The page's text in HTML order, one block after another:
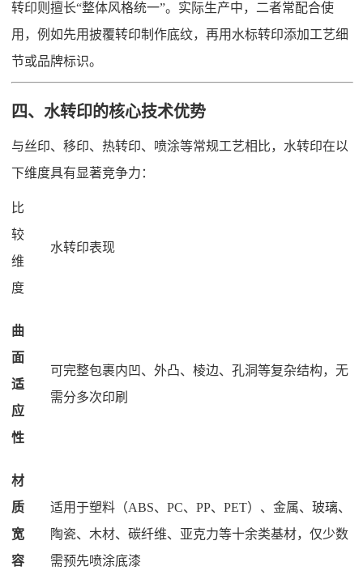
转印则擅长“整体风格统一”。实际生产中，二者常配合使
用，例如先用披覆转印制作底纹，再用水标转印添加工艺细
节或品牌标识。
四、水转印的核心技术优势
与丝印、移印、热转印、喷涂等常规工艺相比，水转印在以
下维度具有显著竞争力：
比
较
维
度
水转印表现
曲
面
适
应
性
可完整包裹内凹、外凸、棱边、孔洞等复杂结构，无
需分多次印刷
材
质
宽
容
适用于塑料（ABS、PC、PP、PET）、金属、玻璃、
陶瓷、木材、碳纤维、亚克力等十余类基材，仅少数
需预先喷涂底漆